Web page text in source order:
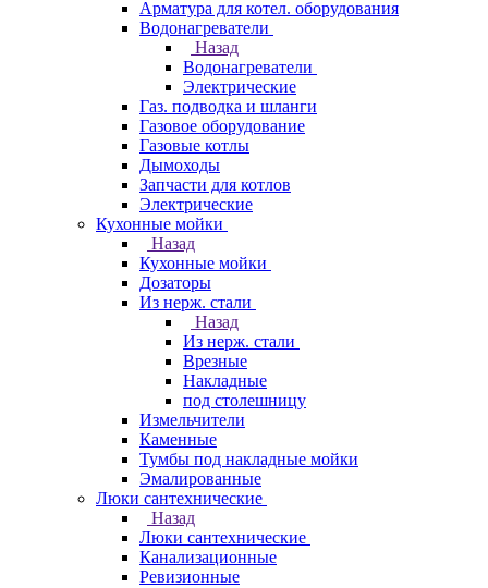
Арматура для котел. оборудования
Водонагреватели
Назад
Водонагреватели
Электрические
Газ. подводка и шланги
Газовое оборудование
Газовые котлы
Дымоходы
Запчасти для котлов
Электрические
Кухонные мойки
Назад
Кухонные мойки
Дозаторы
Из нерж. стали
Назад
Из нерж. стали
Врезные
Накладные
под столешницу
Измельчители
Каменные
Тумбы под накладные мойки
Эмалированные
Люки сантехнические
Назад
Люки сантехнические
Канализационные
Ревизионные